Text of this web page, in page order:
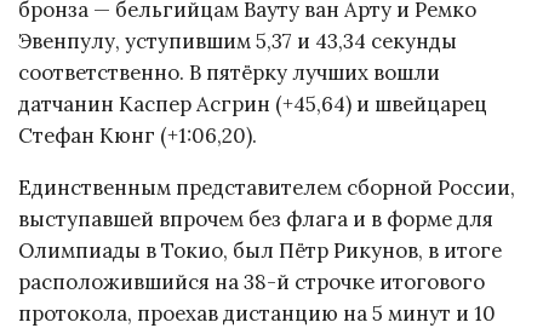
бронза — бельгийцам Вауту ван Арту и Ремко
Эвенпулу, уступившим 5,37 и 43,34 секунды
соответственно. В пятёрку лучших вошли
датчанин Каспер Асгрин (+45,64) и швейцарец
Стефан Кюнг (+1:06,20).
Единственным представителем сборной России,
выступавшей впрочем без флага и в форме для
Олимпиады в Токио, был Пётр Рикунов, в итоге
расположившийся на 38-й строчке итогового
протокола, проехав дистанцию на 5 минут и 10